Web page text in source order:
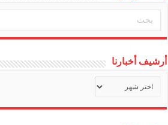
أرشيف أخبارنا
أخبارنا